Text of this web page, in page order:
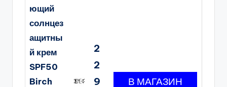
ющий
солнцез
ащитны
й крем
SPF50
Birch
2
2
9